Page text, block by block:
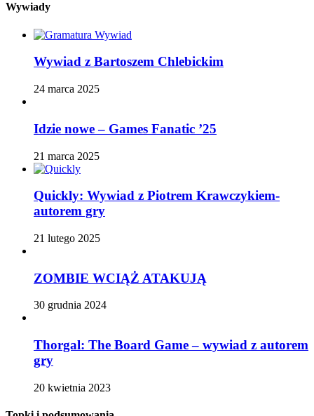
Wywiady
Wywiad z Bartoszem Chlebickim
24 marca 2025
Idzie nowe – Games Fanatic ’25
21 marca 2025
Quickly: Wywiad z Piotrem Krawczykiem-
autorem gry
21 lutego 2025
ZOMBIE WCIĄŻ ATAKUJĄ
30 grudnia 2024
Thorgal: The Board Game – wywiad z autorem
gry
20 kwietnia 2023